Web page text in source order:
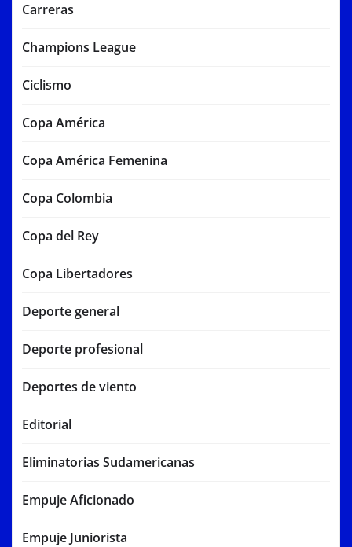
Carreras
Champions League
Ciclismo
Copa América
Copa América Femenina
Copa Colombia
Copa del Rey
Copa Libertadores
Deporte general
Deporte profesional
Deportes de viento
Editorial
Eliminatorias Sudamericanas
Empuje Aficionado
Empuje Juniorista